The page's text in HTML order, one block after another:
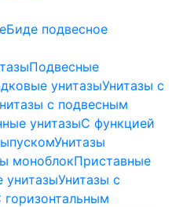
Биде пoдвеснoе
Подвесные
унитазыУнитазы с
с подвесным
унитазыС функцией
Унитазы
моноблокПриставные
унитазыУнитазы с
горизонтальным